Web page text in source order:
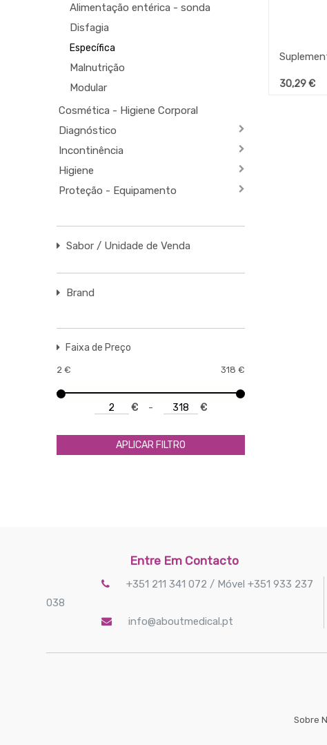
Alimentação entérica - sonda
Disfagia
Específica
Malnutrição
Modular
Cosmética - Higiene Corporal
Diagnóstico
Incontinência
Higiene
Proteção - Equipamento
Sabor / Unidade de Venda
Brand
Faixa de Preço
2 € 318 €
€ - €
APLICAR FILTRO
30,29€
Entre Em Contacto
+351 211 341 072 / Móvel +351 933 237
038
info@aboutmedical.pt
Sobre